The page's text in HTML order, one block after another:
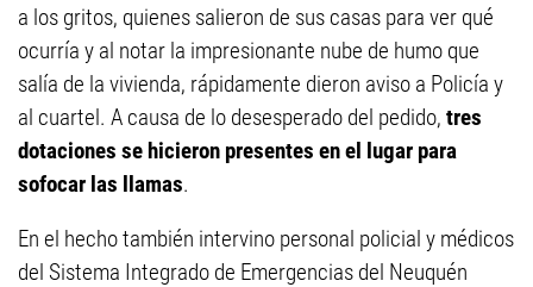
a los gritos, quienes salieron de sus casas para ver qué
ocurría y al notar la impresionante nube de humo que
salía de la vivienda, rápidamente dieron aviso a Policía y
al cuartel. A causa de lo desesperado del pedido, tres
dotaciones se hicieron presentes en el lugar para
sofocar las llamas.
En el hecho también intervino personal policial y médicos
del Sistema Integrado de Emergencias del Neuquén